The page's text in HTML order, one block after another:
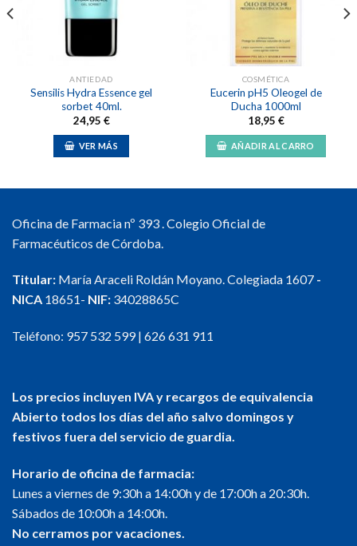
ANTIEDAD
Sensilis Hydra Essence gel
sorbet 40ml.
24,95 €
VER MÁS
COSMÉTICA
Eucerin pH5 Oleogel de
Ducha 1000ml
18,95 €
AÑADIR AL CARRO
Oficina de Farmacia nº 393 . Colegio Oficial de
Farmacéuticos de Córdoba.
Titular: María Araceli Roldán Moyano. Colegiada 1607 -
NICA 18651- NIF: 34028865C
Teléfono: 957 532 599| 626 631 911
Los precios incluyen IVA y recargos de equivalencia
Abierto todos los días del año salvo domingos y
festivos fuera del servicio de guardia.
Horario de oficina de farmacia:
Lunes a viernes de 9:30h a 14:00h y de 17:00h a 20:30h.
Sábados de 10:00h a 14:00h.
No cerramos por vacaciones.